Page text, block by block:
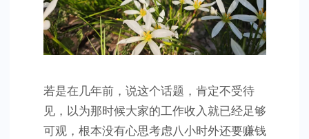
的
商
业
式
若是在几年前，说这个话题，肯定不受待
见，以为那时候大家的工作收入就已经足够
可观，根本没有心思考虑八小时外还要赚钱